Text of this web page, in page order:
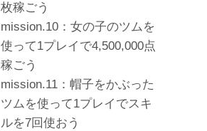
枚稼ごう
mission.10：女の子のツムを
使って1プレイで4,500,000点
稼ごう
mission.11：帽子をかぶった
ツムを使って1プレイでスキ
ルを7回使おう